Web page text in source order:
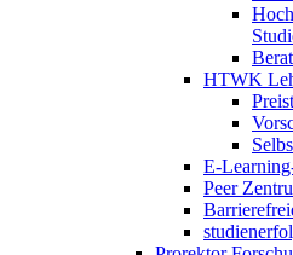
HTWK
E-
Peer